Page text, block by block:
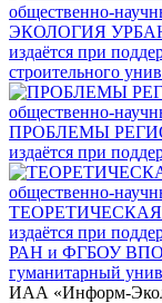
общественно-
ЭКОЛОГИЯ
издаётся при
строительного
общественно-
ПРОБЛЕМЫ
издаётся при
общественно-
издаётся при
РАН и ФГБОУ ВПО
гуманитарный
ИАА «Информ-